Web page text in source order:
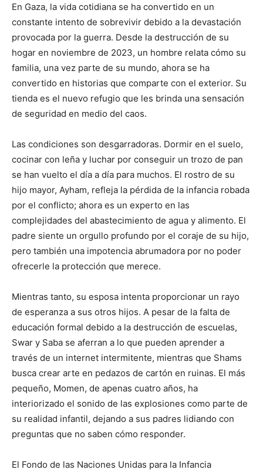
En Gaza, la vida cotidiana se ha convertido en un
constante intento de sobrevivir debido a la devastación
provocada por la guerra. Desde la destrucción de su
hogar en noviembre de 2023, un hombre relata cómo su
familia, una vez parte de su mundo, ahora se ha
convertido en historias que comparte con el exterior. Su
tienda es el nuevo refugio que les brinda una sensación
de seguridad en medio del caos.
Las condiciones son desgarradoras. Dormir en el suelo,
cocinar con leña y luchar por conseguir un trozo de pan
se han vuelto el día a día para muchos. El rostro de su
hijo mayor, Ayham, refleja la pérdida de la infancia robada
por el conflicto; ahora es un experto en las
complejidades del abastecimiento de agua y alimento. El
padre siente un orgullo profundo por el coraje de su hijo,
pero también una impotencia abrumadora por no poder
ofrecerle la protección que merece.
Mientras tanto, su esposa intenta proporcionar un rayo
de esperanza a sus otros hijos. A pesar de la falta de
educación formal debido a la destrucción de escuelas,
Swar y Saba se aferran a lo que pueden aprender a
través de un internet intermitente, mientras que Shams
busca crear arte en pedazos de cartón en ruinas. El más
pequeño, Momen, de apenas cuatro años, ha
interiorizado el sonido de las explosiones como parte de
su realidad infantil, dejando a sus padres lidiando con
preguntas que no saben cómo responder.
El Fondo de las Naciones Unidas para la Infancia